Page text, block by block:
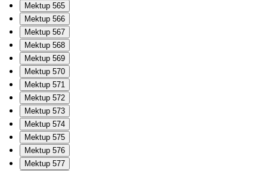
Mektup 565
Mektup 566
Mektup 567
Mektup 568
Mektup 569
Mektup 570
Mektup 571
Mektup 572
Mektup 573
Mektup 574
Mektup 575
Mektup 576
Mektup 577